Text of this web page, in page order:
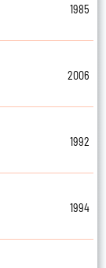
1985
2006
1992
1994